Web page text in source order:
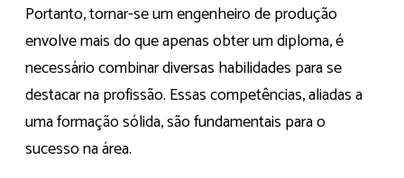
Portanto, tornar-se um engenheiro de produção
envolve mais do que apenas obter um diploma, é
necessário combinar diversas habilidades para se
destacar na profissão. Essas competências, aliadas a
uma formação sólida, são fundamentais para o
sucesso na área.